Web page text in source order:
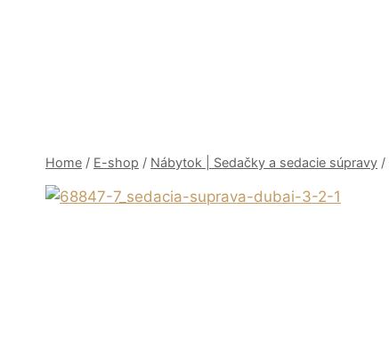
Home / E-shop / Nábytok | Sedačky a sedacie súpravy /